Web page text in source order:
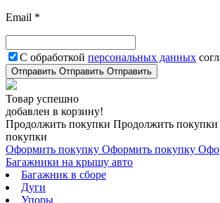
Email *
С обработкой персональных данных
Отправить Отправить Отправить
Товар успешно
добавлен в корзину!
Продолжить покупки Продолжить покупки
покупки
Оформить покупку Оформить покупку
Багажники на крышу авто
Багажник в сборе
Дуги
Упоры